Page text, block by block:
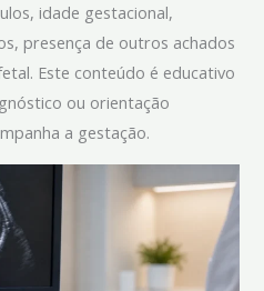
idade gestacional,
presença de outros achados
Este conteúdo é educativo
ou orientação
a gestação.